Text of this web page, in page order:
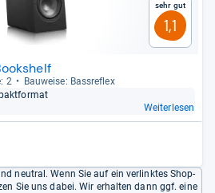
Sehr gut
1,1
2
Bau­weise: Bass­re­flex
Weiterlesen
neutral. Wenn Sie auf ein verlinktes Shop-
Sie uns dabei. Wir erhalten dann ggf. eine